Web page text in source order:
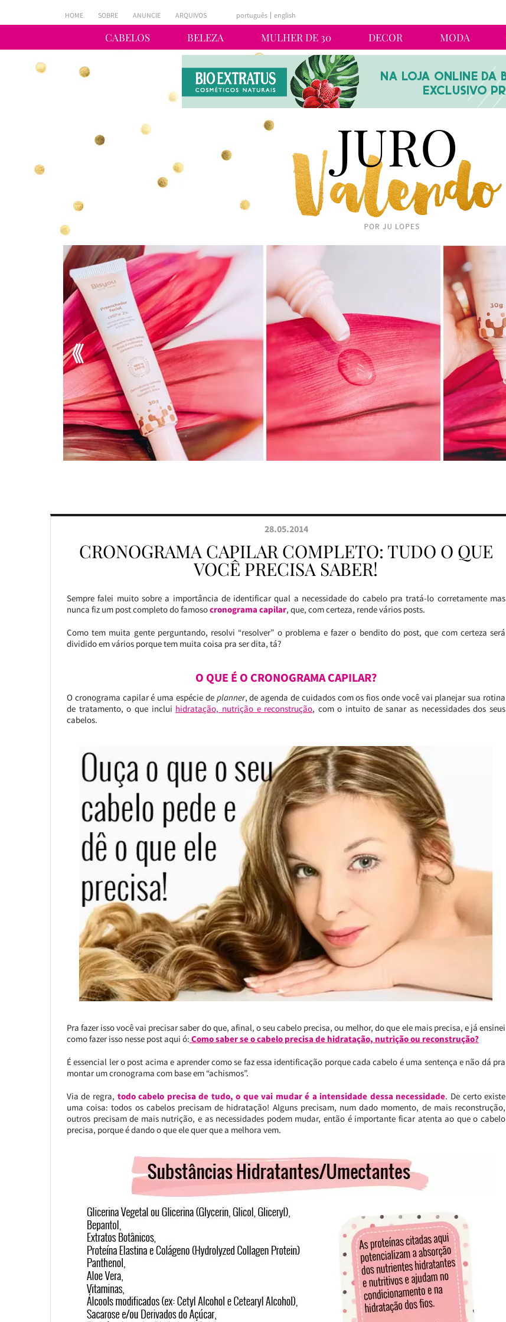
CABELOS BELEZA MULHER DE 30 DECOR MODA
HOME SOBRE ANUNCIE ARQUIVOS português english
28.05.2014
CRONOGRAMA CAPILAR COMPLETO: TUDO O QUE
VOCÊ PRECISA SABER!
Sempre falei muito sobre a importância de identificar qual a necessidade do cabelo pra tratá-lo corretamente mas
nunca fiz um post completo do famosocronograma capilar, que, com certeza, rende vários posts.
Como tem muita gente perguntando, resolvi “resolver” o problema e fazer o bendito do post, que com certeza será
dividido em vários porque tem muita coisa pra ser dita, tá?
O QUE É O CRONOGRAMA CAPILAR?
O cronograma capilar é uma espécie de planner, de agenda de cuidados com os fios onde você vai planejar sua rotina
de tratamento, o que inclui hidratação, nutrição e reconstrução, com o intuito de sanar as necessidades dos seus
cabelos.
Pra fazer isso você vai precisar saber do que, afinal, o seu cabelo precisa, ou melhor, do que ele mais precisa, e já ensinei
como fazer isso nesse post aqui ó: Como saber se o cabelo precisa de hidratação, nutrição ou reconstrução?
É essencial ler o post acima e aprender como se faz essa identificação porque cada cabelo é uma sentença e não dá pra
montar um cronograma com base em “achismos”.
Via de regra, todo cabelo precisa de tudo, o que vai mudar é a intensidade dessa necessidade. De certo existe
uma coisa: todos os cabelos precisam de hidratação! Alguns precisam, num dado momento, de mais reconstrução,
outros precisam de mais nutrição, e as necessidades podem mudar, então é importante ficar atenta ao que o cabelo
precisa, porque é dando o que ele quer que a melhora vem.